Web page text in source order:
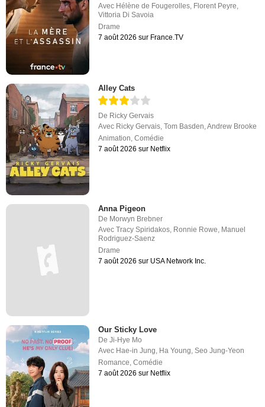
Avec Hélène de Fougerolles Florent Peyre
Vittoria Di Savoia
Drame
7 août 2026 sur France.TV
Alley Cats
De Ricky Gervais
Avec Ricky Gervais,Tom Basden,Andrew Brooke
Animation,Comédie
7 août 2026 sur Netflix
Anna Pigeon
De Morwyn Brebner
AvecTracy Spiridakos, Ronnie Rowe, Manuel
Rodriguez-Saenz
Drame
7 août 2026 sur USA Network Inc.
Our Sticky Love
DeJi-Hye Mo
Avec Hae-in Jung Ha Young ,Seo Jung-Yeon
Romance ,Comédie
7 août 2026 sur Netflix